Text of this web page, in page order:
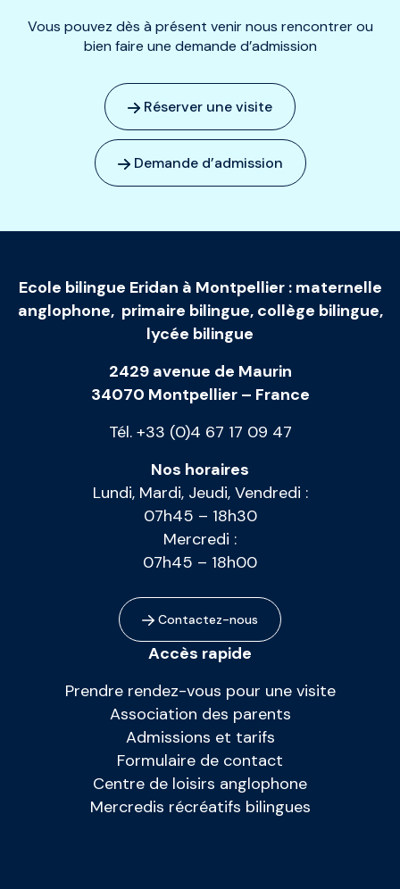
Vous pouvez dès à présent venir nous rencontrer ou
bien faire une demande d’admission
Réserver une visite
Demande d’admission
Ecole bilingue Eridan à Montpellier: maternelle
anglophone, primaire bilingue, collège bilingue,
lycée bilingue
2429 avenue de Maurin
34070 Montpellier – France
Tél. +33 (0)4 67 17 09 47
Nos horaires
Lundi, Mardi, Jeudi, Vendredi :
07h45 – 18h30
Mercredi :
07h45 – 18h00
Contactez-nous
Accès rapide
Prendre rendez-vous pour une visite
Association des parents
Admissions et tarifs
Formulaire de contact
Centre de loisirs anglophone
Mercredis récréatifs bilingues